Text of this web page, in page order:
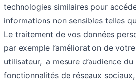
technologies similaires pour
informations non sensibles telles
Le traitement de vos données
par exemple l’amélioration de
utilisateur, la mesure d’audience
fonctionnalités de réseaux